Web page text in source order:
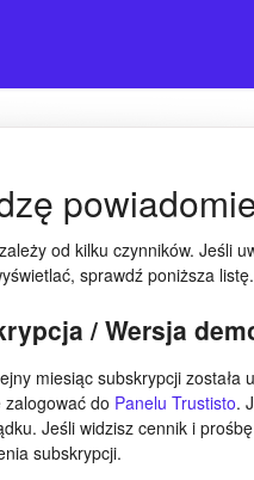
od kilku czynników. Jeśli
sprawdź poniższa listę.
/ Wersja
miesiąc subskrypcji
zalogować do Panelu Trustisto.
Jeśli widzisz cennik i
subskrypcji.